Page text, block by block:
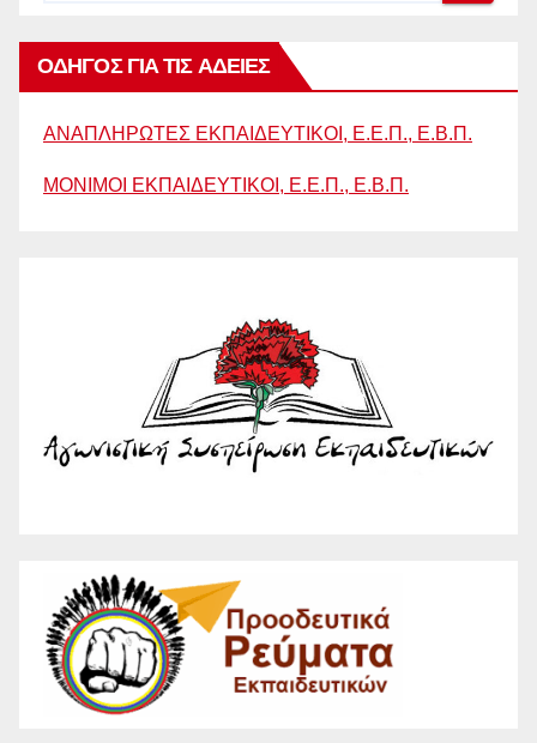
ΟΔΗΓΟΣ ΓΙΑ ΤΙΣ ΑΔΕΙΕΣ
ΑΝΑΠΛΗΡΩΤΕΣ ΕΚΠΑΙΔΕΥΤΙΚΟΙ, Ε.Ε.Π., Ε.Β.Π.
ΜΟΝΙΜΟΙ ΕΚΠΑΙΔΕΥΤΙΚΟΙ, Ε.Ε.Π., Ε.Β.Π.